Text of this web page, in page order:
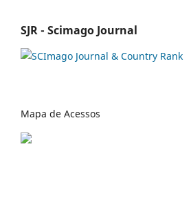
SJR - Scimago Journal
Mapa de Acessos